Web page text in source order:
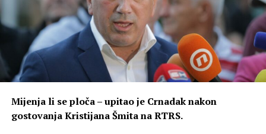
Mijenja li se ploča – upitao je Crnadak nakon
gostovanja Kristijana Šmita na RTRS.